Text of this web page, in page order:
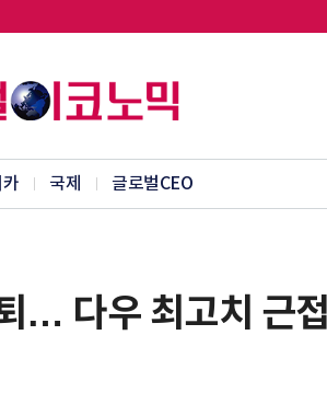
카 국제 글로벌CEO
… 다우 최고치 근접